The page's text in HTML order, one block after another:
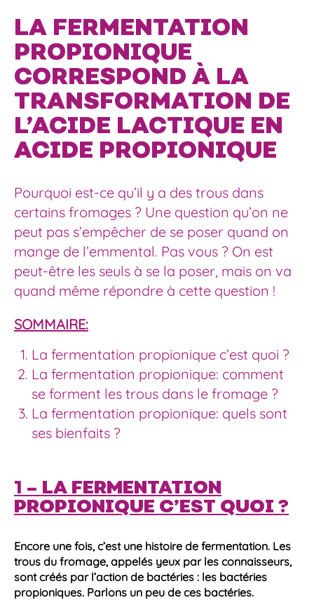
LA FERMENTATION
PROPIONIQUE
CORRESPOND À LA
TRANSFORMATION DE
L’ACIDE LACTIQUE EN
ACIDE PROPIONIQUE
Pourquoi est-ce qu’il y a des trous dans
certains fromages ? Une question qu’on ne
peut pas s’empêcher de se poser quand on
mange de l’emmental. Pas vous ? On est
peut-être les seuls à se la poser, mais on va
quand même répondre à cette question !
SOMMAIRE:
La fermentation propionique c’est quoi ?
La fermentation propionique: comment
se forment les trous dans le fromage ?
La fermentation propionique: quels sont
ses bienfaits ?
1 – LA FERMENTATION
PROPIONIQUE C’EST QUOI ?
Encore une fois, c’est une histoire de fermentation. Les
trous du fromage, appelés yeux par les connaisseurs,
sont créés par l’action de bactéries : les bactéries
propioniques. Parlons un peu de ces bactéries.